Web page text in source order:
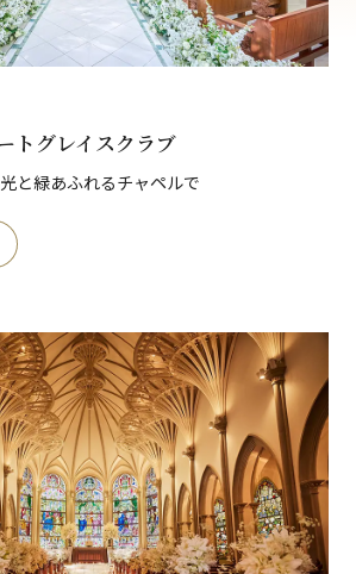
トグレイスクラブ
と緑あふれるチャペルで